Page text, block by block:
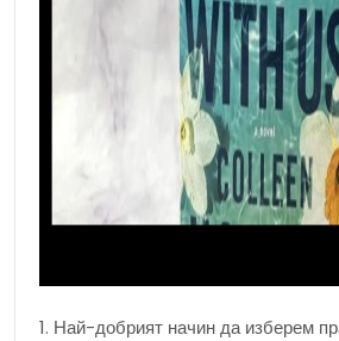
1. Най-добрият начин да изберем